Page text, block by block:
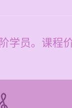
学员。课程